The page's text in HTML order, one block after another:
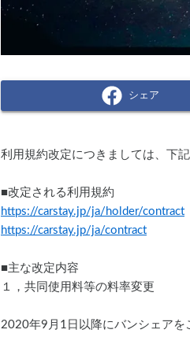
シェア
利用規約改定につきましては、下
■改定される利用規約
https://carstay.jp/ja/holder/contract
https://carstay.jp/ja/contract
■主な改定内容
１，共同使用料等の料率変更
2020年9月1日以降にバンシェアを